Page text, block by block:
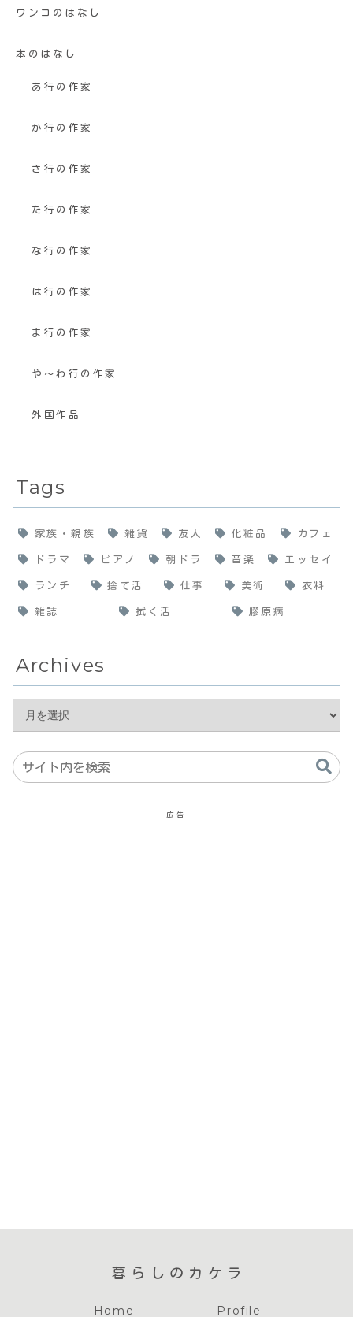
ワンコのはなし
本のはなし
あ行の作家
か行の作家
さ行の作家
た行の作家
な行の作家
は行の作家
ま行の作家
や〜わ行の作家
外国作品
Tags
家族・親族 雑貨 友人 化粧品 カフェ
ドラマ ピアノ 朝ドラ 音楽 エッセイ
ランチ 捨て活 仕事 美術 衣料
雑誌 拭く活 膠原病
Archives
広告
暮らしのカケラ
Home Profile